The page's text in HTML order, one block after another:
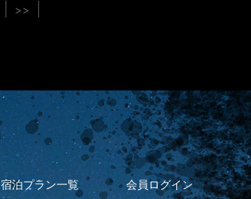
>>
宿泊プラン一覧 会員ログイン